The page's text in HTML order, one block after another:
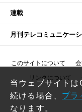
連載
月刊テレコミュニケー
このサイトについて
リンクについて
当ウェブサイト
続ける場合、 プラ
なります。